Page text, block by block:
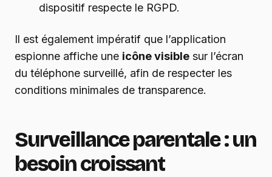
dispositif respecte le RGPD.
Il est également impératif que l’application
espionne affiche une icône visible sur l’écran
du téléphone surveillé, afin de respecter les
conditions minimales de transparence.
Surveillance parentale : un
besoin croissant